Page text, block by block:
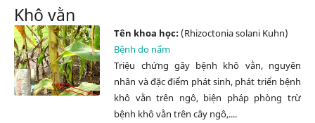
Khô vằn
Tên khoa học: (Rhizoctonia solani Kuhn)
Bệnh do nấm
Triệu chứng gây bệnh khô vằn, nguyên
nhân và đặc điểm phát sinh, phát triển bệnh
khô vằn trên ngô, biện pháp phòng trừ
bệnh khô vằn trên cây ngô,....